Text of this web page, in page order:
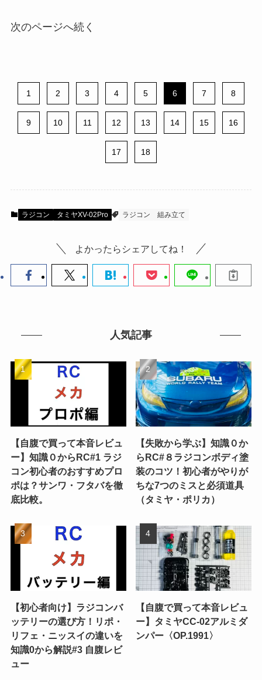
次のページへ続く
1 2 3 4 5 6 7 8
9 10 11 12 13 14 15 16
17 18
ラジコン タミヤXV-02Pro ラジコン 組み立て
よかったらシェアしてね！
人気記事
【自腹で買って本音レビュ
ー】知識０からRC#1 ラジ
コン初心者のおすすめプロ
ポは？サンワ・フタバを徹
底比較。
【失敗から学ぶ】知識０か
らRC#８ラジコンボディ塗
装のコツ！初心者がやりが
ちな7つのミスと必須道具
（タミヤ・ポリカ）
【初心者向け】ラジコンバ
ッテリーの選び方！リポ・
リフェ・ニッスイの違いを
知識0から解説#3 自腹レビ
ュー
【自腹で買って本音レビュ
ー】タミヤCC-02アルミダ
ンパー〈OP.1991〉